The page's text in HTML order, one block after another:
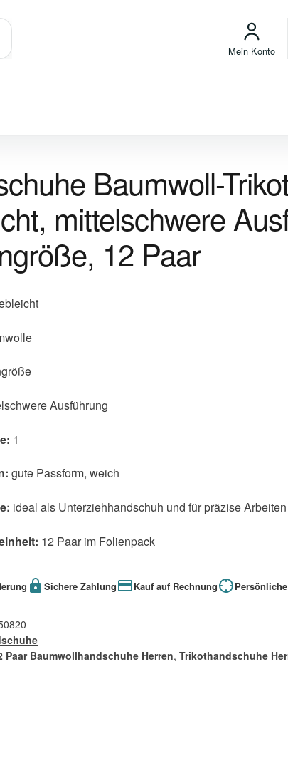
Mein Konto
Baumwoll-
mittelschwere
12 Paar
Ausführung
1
gute Passform, weich
ideal als Unterziehhandschuh und für präzise Arbeiten
12 Paar im Folienpack
Sichere Zahlung Kauf auf Rechnung
Paar Baumwollhandschuhe Herren,Trikothandschuhe